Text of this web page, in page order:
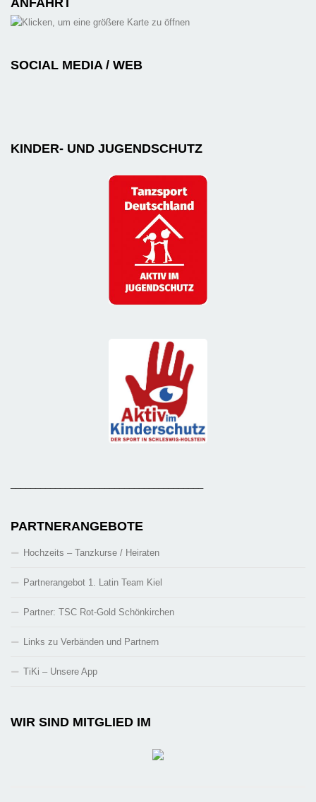
SOCIAL MEDIA / WEB
KINDER- UND JUGENDSCHUTZ
PARTNERANGEBOTE
Hochzeits – Tanzkurse / Heiraten
Partnerangebot 1. Latin Team Kiel
Partner: TSC Rot-Gold Schönkirchen
Links zu Verbänden und Partnern
TiKi – Unsere App
WIR SIND MITGLIED IM